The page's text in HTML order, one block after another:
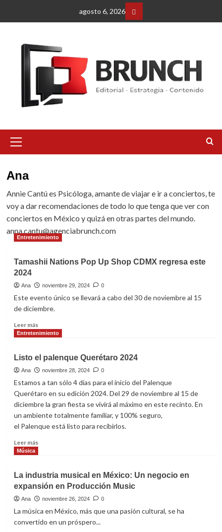
agosto 6, 2026
Facebbok
primario
Ana
Annie Cantú es Psicóloga, amante de viajar e ir a conciertos, te
voy a dar recomendaciones de todo lo que tenga que ver con
conciertos en México y quizá en otras partes del mundo.
anna.cantu@agenciabrunch.com
Entretenimiento
Tamashii Nations Pop Up Shop CDMX regresa este
2024
Ana noviembre 29, 2024 0
Este evento único se llevará a cabo del 30 de noviembre al 15
de diciembre.
Leer másLeer
más
Nations
Pop
regresa
este
2024
Entretenimiento
Listo el palenque Querétaro 2024
Ana noviembre 28, 2024 0
Estamos a tan sólo 4 días para el inicio del Palenque
Querétaro en su edición 2024. Del 29 de noviembre al 15 de
diciembre la gran fiesta se vivirá al máximo en este recinto. En
un ambiente totalmente familiar, y 100% seguro,
el Palenque está listo para recibirlos.
Leer másLeer
el
palenque
Querétaro
Música
La industria musical en México: Un negocio en
expansión en Producción Music
Ana noviembre 26, 2024 0
La música en México, más que una pasión cultural, se ha
convertido en un próspero...